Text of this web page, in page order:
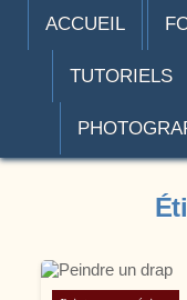
ACCUEIL
TUTORIELS